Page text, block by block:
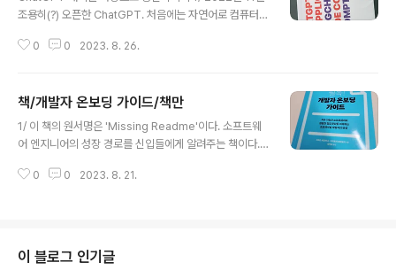
조용히(?) 오픈한 ChatGPT. 처음에는 자연어로 컴퓨터와
다. 이것저것 자료 조사도 시켜보고, 코드 작성도 시켜보고,
명을 데리고 함께 일하는 느낌이에요'라고 홍보하고 다녔
다. 그 뒤 서점에서 출간된 ChatGPT 서적과 ChatGPT
활용 서적(직장인 활용법 서적)들을 읽어 보았는데, 나름
우연히 페북 친구의 친구 네트워크를 통해 MS에 근무하시
0 0 2023. 8. 26.
책/개발자 온보딩 가이드/책만
1/ 이 책의 원서명은 'Missing Readme'이다. 소프트웨
어 엔지니어의 성장 경로를 신입들에게 알려주는 책이다.
정에 대해 이해도가 낮을 수 밖에 없다. 처음 들어와서 개발
길에 나누던 이야기들의 집합 버전이다. 요즘은 꼰대소리
듣기 싫으니, 이런 이야기들을 책으로 전수하게 되는 것 같
0 0 2023. 8. 21.
이 블로그 인기글